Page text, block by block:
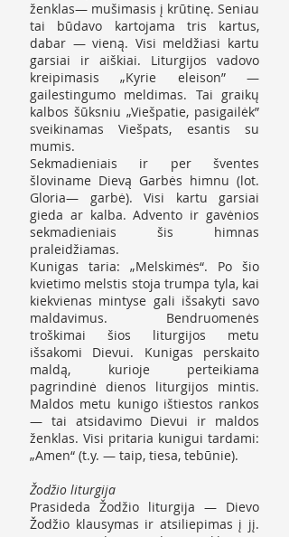
ženklas— mušimasis į krūtinę. Seniau
tai būdavo kartojama tris kartus,
dabar — vieną. Visi meldžiasi kartu
garsiai ir aiškiai. Liturgijos vadovo
kreipimasis „Kyrie eleison” —
gailestingumo meldimas. Tai graikų
kalbos šūksniu „Viešpatie, pasigailėk”
sveikinamas Viešpats, esantis su
mumis.
Sekmadieniais ir per šventes
šloviname Dievą Garbės himnu (lot.
Gloria— garbė). Visi kartu garsiai
gieda ar kalba. Advento ir gavėnios
sekmadieniais šis himnas
praleidžiamas.
Kunigas taria: „Melskimės“. Po šio
kvietimo melstis stoja trumpa tyla, kai
kiekvienas mintyse gali išsakyti savo
maldavimus. Bendruomenės
troškimai šios liturgijos metu
išsakomi Dievui. Kunigas perskaito
maldą, kurioje perteikiama
pagrindinė dienos liturgijos mintis.
Maldos metu kunigo ištiestos rankos
— tai atsidavimo Dievui ir maldos
ženklas. Visi pritaria kunigui tardami:
„Amen“ (t.y. — taip, tiesa, tebūnie).
Žodžio liturgija
Prasideda Žodžio liturgija — Dievo
Žodžio klausymas ir atsiliepimas į jį.